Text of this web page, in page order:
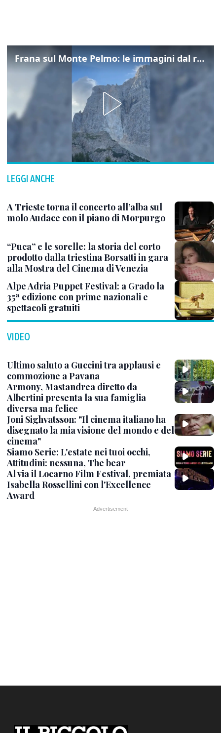
Frana sul Monte Pelmo: le immagini dal rifugio Città di Fiume
LEGGI ANCHE
A Trieste torna il concerto all’alba sul
molo Audace con il piano di Morpurgo
“Puca” e le sorelle: la storia del corto
prodotto dalla triestina Borsatti in gara
alla Mostra del Cinema di Venezia
Alpe Adria Puppet Festival: a Grado la
35ª edizione con prime nazionali e
spettacoli gratuiti
VIDEO
Ultimo saluto a Guccini tra applausi e
commozione a Pavana
Armony, Mastandrea diretto da
Albertini presenta la sua famiglia
diversa ma felice
Joni Sighvatsson: "Il cinema italiano ha
disegnato la mia visione del mondo e del
cinema"
Siamo Serie: L'estate nei tuoi occhi,
Attitudini: nessuna, The bear
Al via il Locarno Film Festival, premiata
Isabella Rossellini con l'Excellence
Award